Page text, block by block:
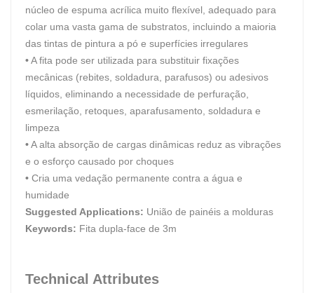
núcleo de espuma acrílica muito flexível, adequado para
colar uma vasta gama de substratos, incluindo a maioria
das tintas de pintura a pó e superfícies irregulares
•A fita pode ser utilizada para substituir fixações
mecânicas (rebites, soldadura, parafusos) ou adesivos
líquidos, eliminando a necessidade de perfuração,
esmerilação, retoques, aparafusamento, soldadura e
limpeza
•A alta absorção de cargas dinâmicas reduz as vibrações
e o esforço causado por choques
• Cria uma vedação permanente contra a água e
humidade
Suggested Applications: União de painéis a molduras
Keywords: Fita dupla-face de 3m
Technical Attributes